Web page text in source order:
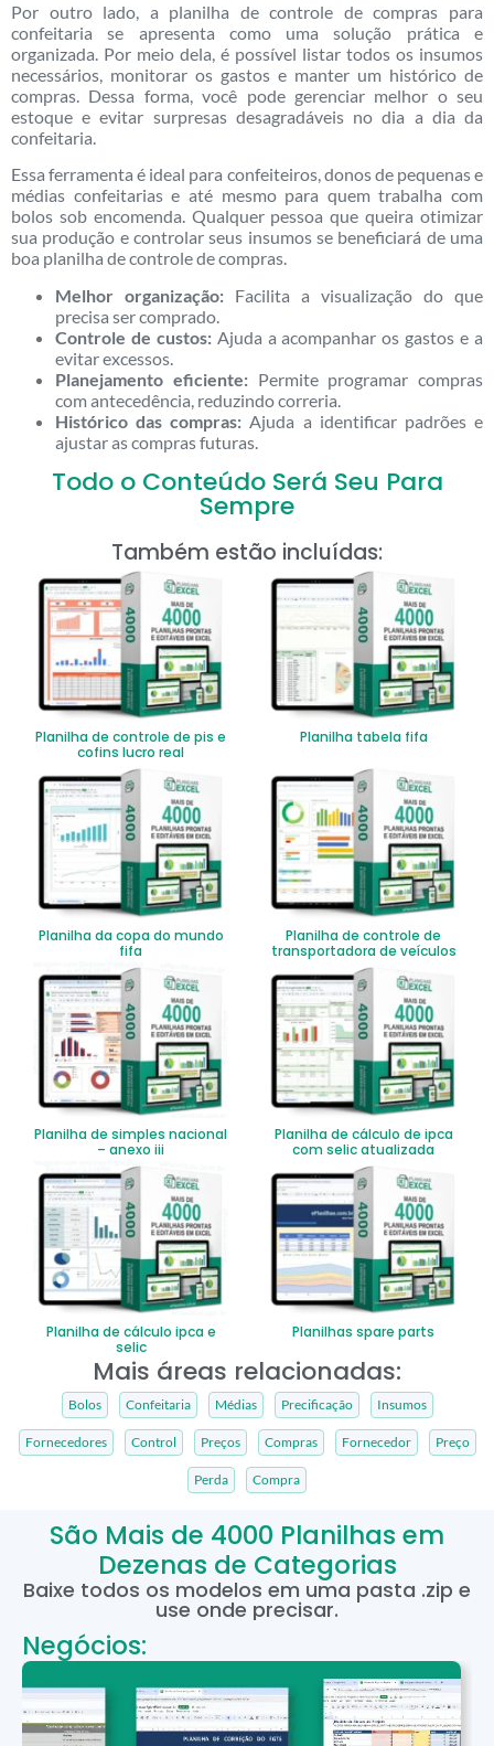
Por outro lado, a planilha de controle de compras para
confeitaria se apresenta como uma solução prática e
organizada. Por meio dela, é possível listar todos os insumos
necessários, monitorar os gastos e manter um histórico de
compras. Dessa forma, você pode gerenciar melhor o seu
estoque e evitar surpresas desagradáveis no dia a dia da
confeitaria.
Essa ferramenta é ideal para confeiteiros, donos de pequenas e
médias confeitarias e até mesmo para quem trabalha com
bolos sob encomenda. Qualquer pessoa que queira otimizar
sua produção e controlar seus insumos se beneficiará de uma
boa planilha de controle de compras.
Melhor organização: Facilita a visualização do que
precisa ser comprado.
Controle de custos:Ajuda a acompanhar os gastos e a
evitar excessos.
Planejamento eficiente:Permite programar compras
com antecedência, reduzindo correria.
Histórico das compras: Ajuda a identificar padrões e
ajustar as compras futuras.
Todo o Conteúdo Será Seu Para
Sempre
Também estão incluídas:
Planilha de controle de pis e
cofins lucro real
Planilha tabela fifa
Planilha da copa do mundo
fifa
Planilha de controle de
transportadora de veículos
Planilha de simples nacional
– anexo iii
Planilha de cálculo de ipca
com selic atualizada
Planilha de cálculo ipca e
selic
Planilhas spare parts
Mais áreas relacionadas:
Bolos Confeitaria Médias Precificação Insumos
Fornecedores Control Preços Compras Fornecedor Preço
Perda Compra
São Mais de 4000 Planilhas em
Dezenas de Categorias
Baixe todos os modelos em uma pasta .zip e
use onde precisar.
Negócios: